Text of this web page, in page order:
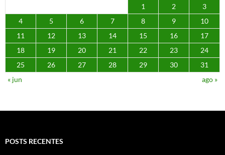
1 2
3
4
5 6 7 8 9
10
11
12 13 14 15 16
17
18
19 20 21 22 23
24
25
26 27 28 29 30
31
« jun
ago »
POSTS RECENTES